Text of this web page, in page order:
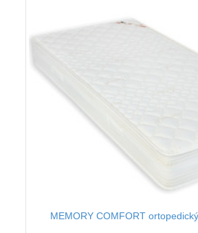
MEMORY COMFORT